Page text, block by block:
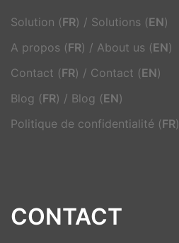
Solution (FR) / Solutions (EN)
A propos (FR) / About us (EN)
Contact (FR) / Contact (EN)
Blog (FR) / Blog (EN)
Politique de confidentialité (FR)
CONTACT